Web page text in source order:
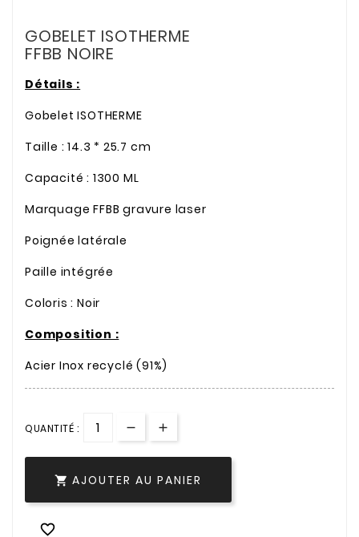
GOBELET ISOTHERME
FFBB NOIRE
Détails :
Gobelet ISOTHERME
Taille : 14.3 * 25.7 cm
Capacité : 1300 ML
Marquage FFBB gravure laser
Poignée latérale
Paille intégrée
Coloris : Noir
Composition :
Acier Inox recyclé (91%)
QUANTITÉ :
 AJOUTER AU PANIER
